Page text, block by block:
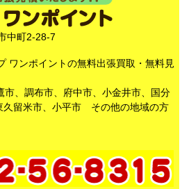
中町2-28-7
ワンポイントの無料出張買取・無料見
市、調布市、府中市、小金井市、国分
久留米市、小平市 その他の地域の方